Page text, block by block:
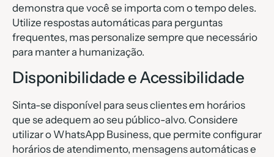
demonstra que você se importa com o tempo deles.
Utilize respostas automáticas para perguntas
frequentes, mas personalize sempre que necessário
para manter a humanização.
Disponibilidade e Acessibilidade
Sinta-se disponível para seus clientes em horários
que se adequem ao seu público-alvo. Considere
utilizar o WhatsApp Business, que permite configurar
horários de atendimento, mensagens automáticas e